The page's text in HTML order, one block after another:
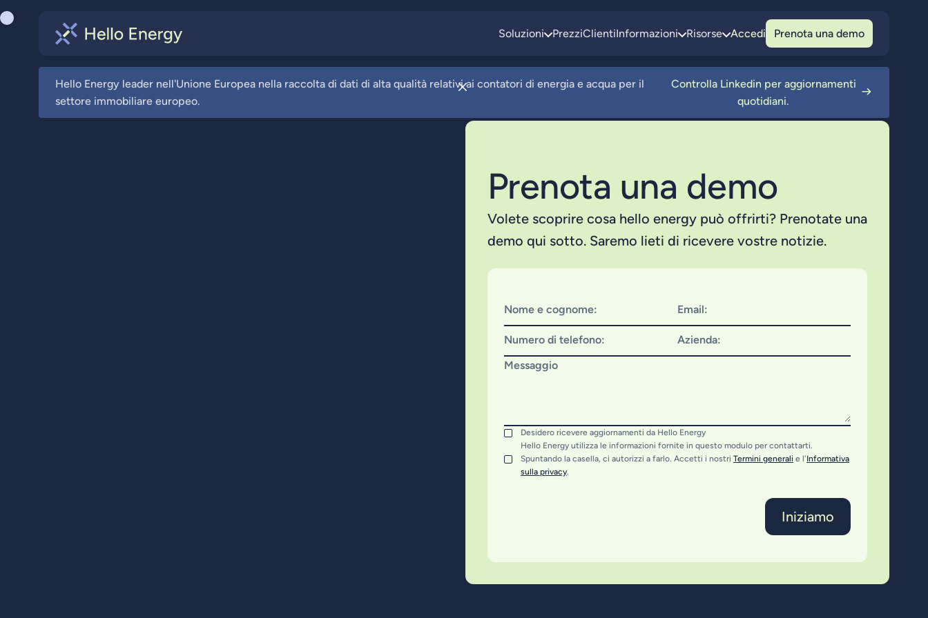
Soluzioni PrezziClientiInformazioni Risorse Accedi Prenota una demo
Hello Energy leader nell'Unione Europea nella raccolta di dati di alta qualità relativi ai contatori di energia e acqua per il
settore immobiliare europeo.
Controlla Linkedin per aggiornamenti
quotidiani.
Prenota una demo
Volete scoprire cosa hello energy può offrirti? Prenotate una
demo qui sotto. Saremo lieti di ricevere vostre notizie.
Nome e cognome: Email:
Numero di telefono:
Azienda:
Messaggio
Desidero ricevere aggiornamenti da Hello Energy
Hello Energy utilizza le informazioni fornite in questo modulo per contattarti.
Spuntando la casella, ci autorizzi a farlo. Accetti i nostri Termini generali e l'Informativa
sulla privacy.